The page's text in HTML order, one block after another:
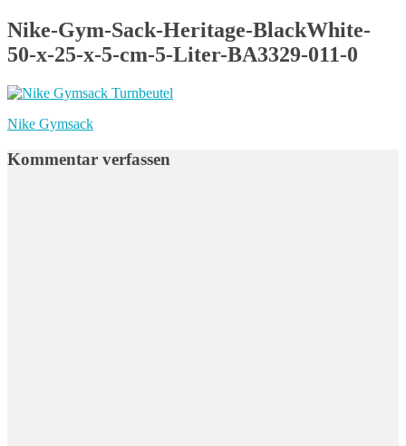
Nike-Gym-Sack-Heritage-BlackWhite-
50-x-25-x-5-cm-5-Liter-BA3329-011-0
Beitragsnavigation
Vorheriger
Nike Gymsack
Kommentar verfassen